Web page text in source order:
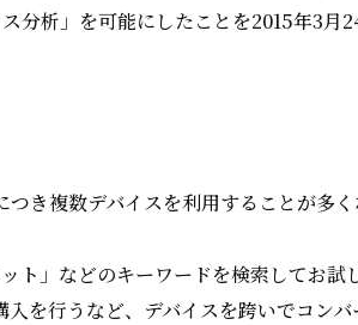
分析」を可能にしたことを2015年3月
き複数デバイスを利用することが多く
ト」などのキーワードを検索してお試
を行うなど、デバイスを跨いでコン